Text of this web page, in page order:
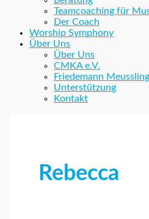
Teamcoaching für
Der Coach
Worship Symphony
Über Uns
Über Uns
CMKA e.V.
Friedemann Meussling
Unterstützung
Kontakt
Rebecca